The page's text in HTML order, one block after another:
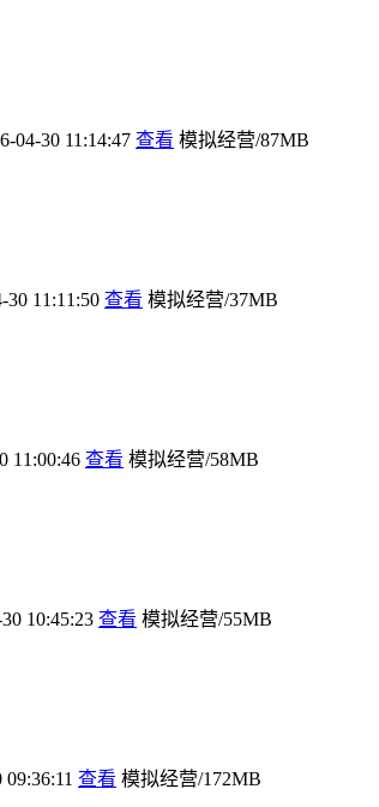
04-30 11:14:47 查看 模拟经营/87MB
30 11:11:50 查看 模拟经营/37MB
11:00:46 查看 模拟经营/58MB
10:45:23 查看 模拟经营/55MB
09:36:11 查看 模拟经营/172MB